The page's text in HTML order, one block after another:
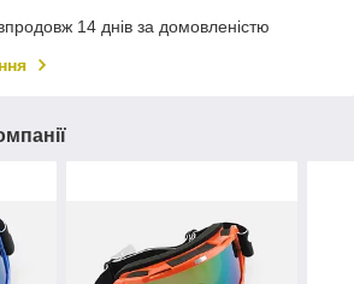
14 днів за домовленістю